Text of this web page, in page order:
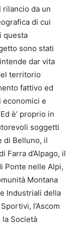
da un
di cui
questa
sono stati
dar vita
territorio
fattivo ed
economici e
è’ proprio in
soggetti
di Belluno, il
Farra d’Alpago, il
Ponte nelle Alpi,
Montana
Industriali della
l’Ascom
Società